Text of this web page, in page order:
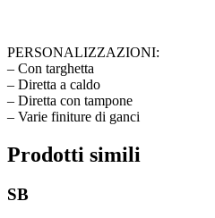
PERSONALIZZAZIONI:
– Con targhetta
– Diretta a caldo
– Diretta con tampone
– Varie finiture di ganci
Prodotti simili
SB